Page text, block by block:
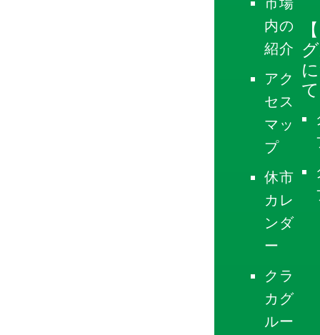
内の
紹介
アク
セス
マッ
プ
休市
カレ
ンダ
ー
クラ
カグ
ルー